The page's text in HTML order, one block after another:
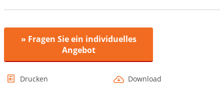
» Fragen Sie ein individuelles
Angebot
Drucken
Download